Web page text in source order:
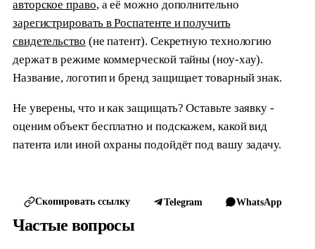
авторское право, а её можно дополнительно
зарегистрировать в Роспатенте и получить
свидетельство (не патент). Секретную технологию
держат в режиме коммерческой тайны (ноу-хау).
Название, логотип и бренд защищает товарный знак.
Не уверены, что и как защищать? Оставьте заявку -
оценим объект бесплатно и подскажем, какой вид
патента или иной охраны подойдёт под вашу задачу.
Скопировать ссылку Telegram WhatsApp
Частые вопросы